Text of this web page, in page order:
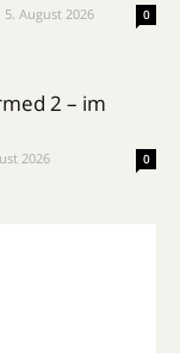
5. August 2026 0
2 – im
2026 0